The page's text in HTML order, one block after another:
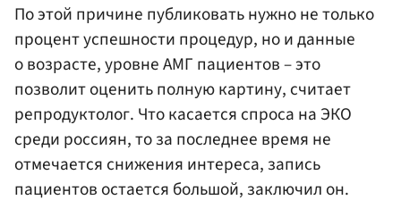
По этой причине публиковать нужно не только
процент успешности процедур, но и данные
о возрасте, уровне АМГ пациентов – это
позволит оценить полную картину, считает
репродуктолог. Что касается спроса на ЭКО
среди россиян, то за последнее время не
отмечается снижения интереса, запись
пациентов остается большой, заключил он.